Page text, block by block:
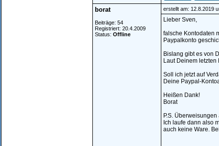
borat
Beiträge: 54
Registriert: 20.4.2009
Status: Offline
erstellt am: 12.8.2019
Lieber Sven,
falsche Kontodaten
Paypalkonto
Bislang gibt es von
Laut Deinem letzten
Soll ich jetzt auf
Deine Paypal-
Heißen Dank!
Borat
P.S.
Ich laufe dann also
auch keine Ware.